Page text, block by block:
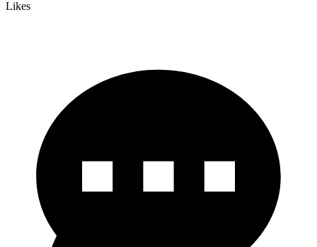
Likes